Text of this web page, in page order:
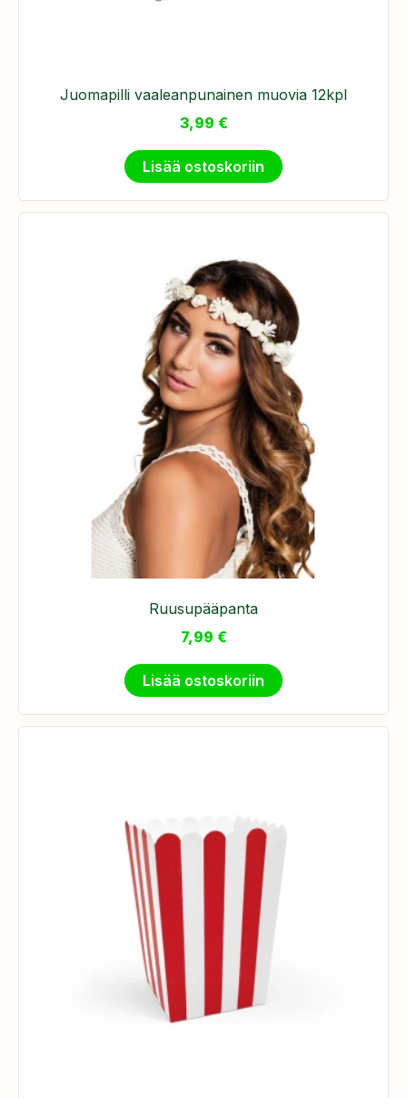
Juomapilli vaaleanpunainen muovia 12kpl
3,99 €
Lisää ostoskoriin
Ruusupääpanta
7,99 €
Lisää ostoskoriin